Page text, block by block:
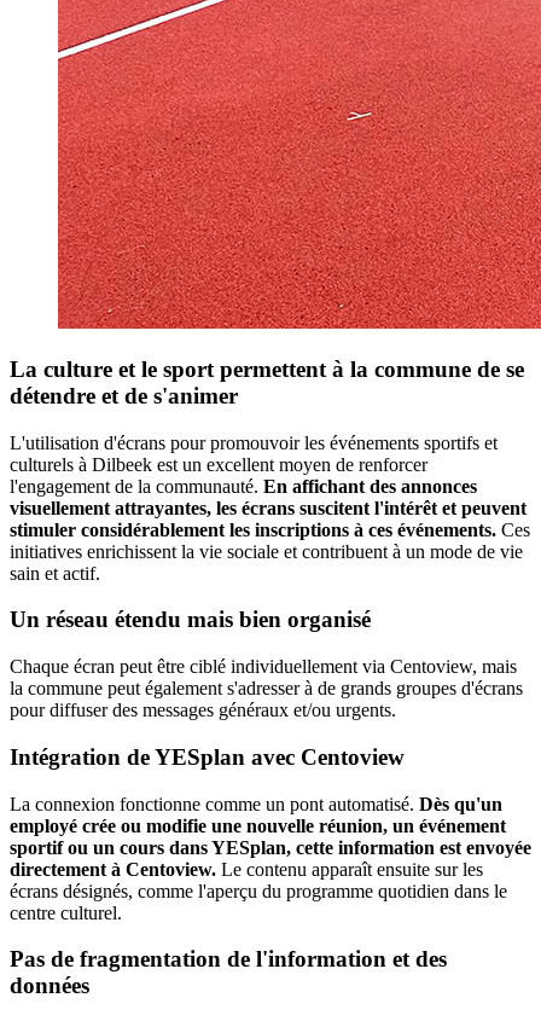
La culture et le sport permettent à la commune de se
détendre et de s'animer
L'utilisation d'écrans pour promouvoir les événements sportifs et
culturels à Dilbeek est un excellent moyen de renforcer
l'engagement de la communauté. En affichant des annonces
visuellement attrayantes, les écrans suscitent l'intérêt et peuvent
stimuler considérablement les inscriptions à ces événements. Ces
initiatives enrichissent la vie sociale et contribuent à un mode de vie
sain et actif.
Un réseau étendu mais bien organisé
Chaque écran peut être ciblé individuellement via Centoview, mais
la commune peut également s'adresser à de grands groupes d'écrans
pour diffuser des messages généraux et/ou urgents.
Intégration de YESplan avec Centoview
La connexion fonctionne comme un pont automatisé. Dès qu'un
employé crée ou modifie une nouvelle réunion, un événement
sportif ou un cours dans YESplan, cette information est envoyée
directement à Centoview. Le contenu apparaît ensuite sur les
écrans désignés, comme l'aperçu du programme quotidien dans le
centre culturel.
Pas de fragmentation de l'information et des
données